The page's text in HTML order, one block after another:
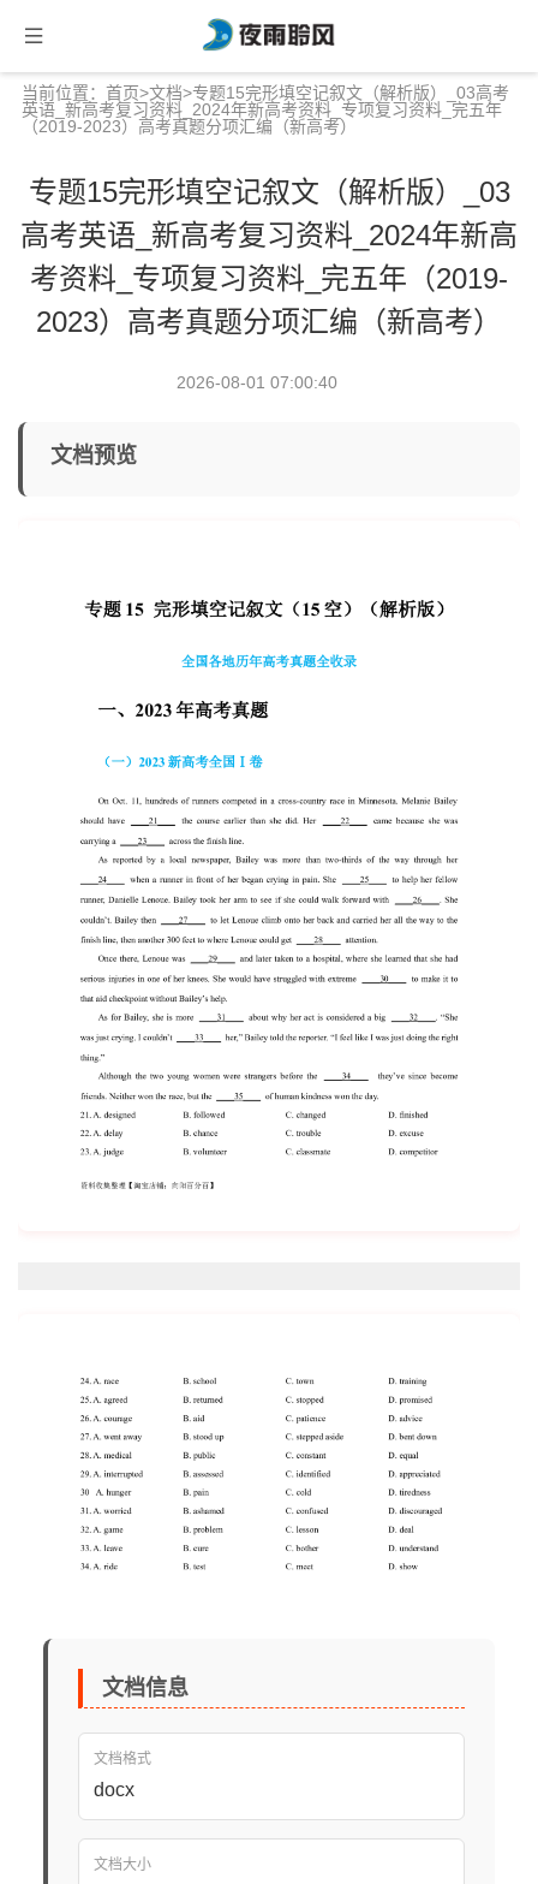
当前位置： 首页>文档>专题15完形填空记叙文（解析版）_03高考
英语_新高考复习资料_2024年新高考资料_专项复习资料_完五年
（2019-2023）高考真题分项汇编（新高考）
专题15完形填空记叙文（解析版）_03
高考英语_新高考复习资料_2024年新高
考资料_专项复习资料_完五年（2019-
2023）高考真题分项汇编（新高考）
2026-08-01 07:00:40
文档预览
文档信息
文档格式
docx
文档大小